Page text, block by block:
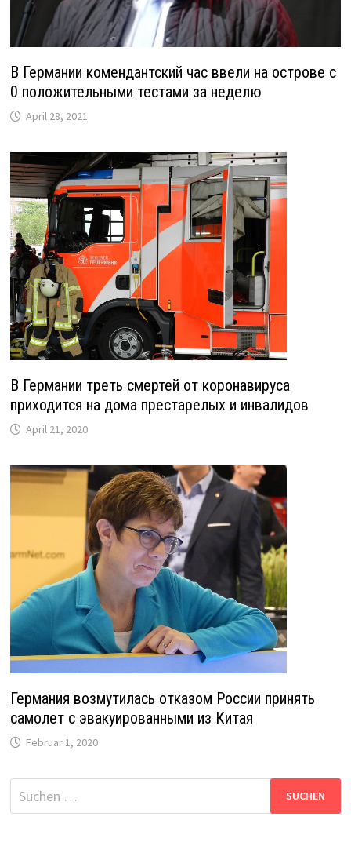
В Германии комендантский час ввели на острове с
0 положительными тестами за неделю
April 28, 2021
В Германии треть смертей от коронавируса
приходится на дома престарелых и инвалидов
April 21, 2020
Германия возмутилась отказом России принять
самолет с эвакуированными из Китая
Februar 1, 2020
Suche
nach: